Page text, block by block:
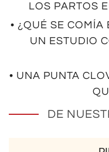
LOS PARTOS
• ¿QUÉ SE COMÍA
UN ESTUDIO
• UNA PUNTA
DE